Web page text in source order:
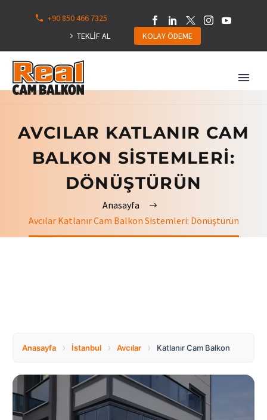
+90 850 466 7325
TEKLİF AL
KOLAY ÖDEME
AVCILAR KATLANIR CAM
BALKON SISTEMLERI:
DÖNÜŞTÜRÜN
Anasayfa
Avcılar Katlanır Cam Balkon Sistemleri: Dönüştürün
Anasayfa › İstanbul › Avcılar › Katlanır Cam Balkon
113
Hepsini
Göster
Bulgaria
Canada
Czech
Republic
Netherlands